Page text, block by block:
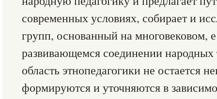
современных условиях, собирает и
групп, основанный на многовековом,
развивающемся соединении
область этнопедагогики не остается
формируются и уточняются в